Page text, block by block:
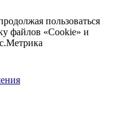
пользоваться
файлов «Cookie» и